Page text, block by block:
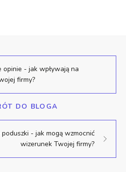
- jak wpływają na
firmy?
DO BLOGA
- jak mogą wzmocnić
wizerunek Twojej firmy?